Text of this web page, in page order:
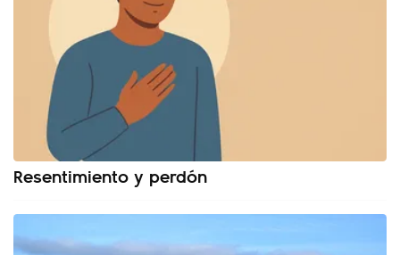
Resentimiento y perdón